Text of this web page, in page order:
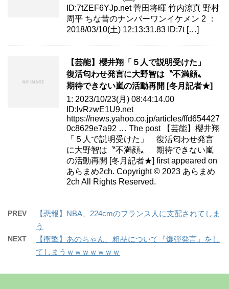
ID:7tZEF6YJp.net 菅田将暉 竹内涼真 野村
周平 ちな昔のナンバーワンイケメン 2 ：
2018/03/10(土) 12:13:31.83 ID:7t […]
【芸能】櫻井翔「５人で説明受けた」
復活匂わせ発言に大野智は〝不満顔〟
期待できない嵐の活動再開 [冬月記者★]
1: 2023/10/23(月) 08:44:14.00
ID:lvRzwE1U9.net
https://news.yahoo.co.jp/articles/ffd654427
0c8629e7a92 … The post 【芸能】櫻井翔
「５人で説明受けた」 復活匂わせ発言
に大野智は〝不満顔〟 期待できない嵐
の活動再開 [冬月記者★] first appeared on
あらまめ2ch. Copyright © 2023 あらまめ
2ch All Rights Reserved.
PREV
【悲報】NBA、224cmのフランス人に支配されてしま
う
NEXT
【衝撃】あのちゃん、粗品について『爆弾発言』をし
てしまうｗｗｗｗｗｗｗ